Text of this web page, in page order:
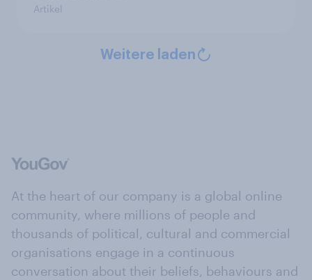
Artikel
Weitere laden
At the heart of our company is a global online
community, where millions of people and
thousands of political, cultural and commercial
organisations engage in a continuous
conversation about their beliefs, behaviours and